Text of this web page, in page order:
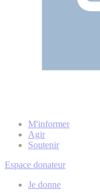
M'informer
Agir
Soutenir
Espace donateur
Je donne